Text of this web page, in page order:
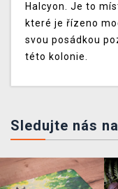
Halcyon. Je to
které je řízeno
svou posádkou
této kolonie.
Sledujte nás